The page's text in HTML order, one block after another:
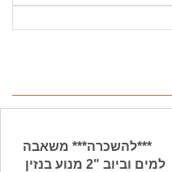
***להשכרה*** משאבה
למים וביוב "2 מנוע בנזין